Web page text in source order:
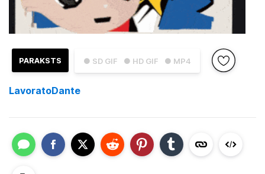
● SD GIF ● HD GIF ● MP4
PARAKSTS
LavoratoDante